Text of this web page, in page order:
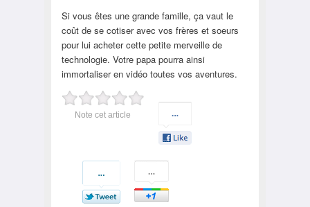
Si vous êtes une grande famille, ça vaut le
coût de se cotiser avec vos frères et soeurs
pour lui acheter cette petite merveille de
technologie. Votre papa pourra ainsi
immortaliser en vidéo toutes vos aventures.
Note cet article